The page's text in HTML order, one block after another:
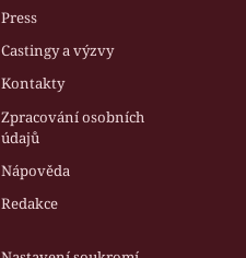
Press
Castingy a výzvy
Kontakty
Zpracování osobních
údajů
Nápověda
Redakce